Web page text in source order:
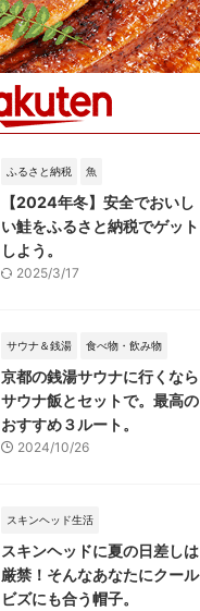
ふるさと納税 魚
【2024年冬】安全でおいし
い鮭をふるさと納税でゲット
しよう。
2025/3/17
サウナ＆銭湯 食べ物・飲み物
京都の銭湯サウナに行くなら
サウナ飯とセットで。最高の
おすすめ３ルート。
2024/10/26
スキンヘッド生活
スキンヘッドに夏の日差しは
厳禁！そんなあなたにクール
ビズにも合う帽子。